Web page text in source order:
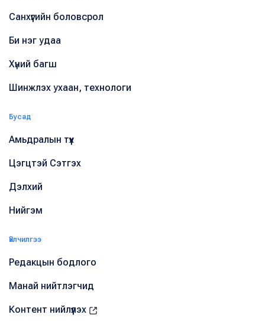
Санхүүгийн боловсрол
Би нэг удаа
Хүний багш
Шинжлэх ухаан, технологи
Бусад
Амьдралын түүх
Цэгцтэй Сэтгэх
Дэлхий
Нийгэм
Үйлчилгээ
Редакцын бодлого
Манай нийтлэгчид
Контент нийлүүлэх